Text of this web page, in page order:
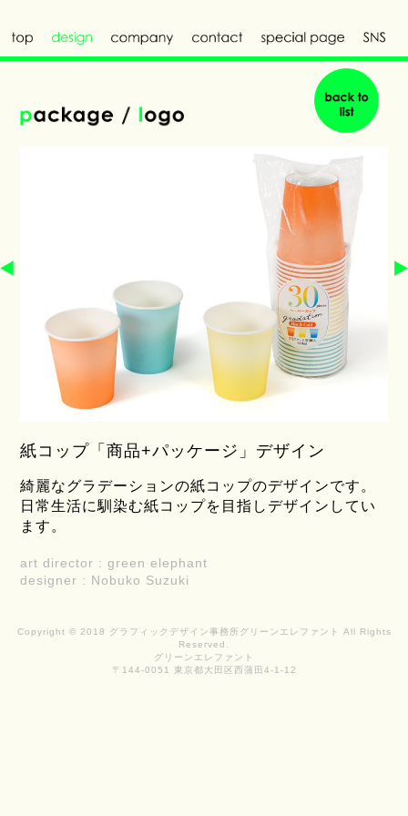
紙コップ「商品+パッケージ」デザイン
綺麗なグラデーションの紙コップのデザインです。
日常生活に馴染む紙コップを目指しデザインしてい
ます。
art director : green elephant
designer : Nobuko Suzuki
Copyright © 2018 グラフィックデザイン事務所グリーンエレファント All Rights
Reserved.
グリーンエレファント
〒144-0051 東京都大田区西蒲田4-1-12